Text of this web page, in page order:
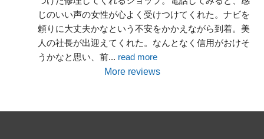
じのいい声の女性が心よく受けつけてくれた。ナビを
頼りに大丈夫かなという不安をかかえながら到着。美
人の社長が出迎えてくれた。なんとなく信用がおけそ
うかなと思い、前... read more
More reviews